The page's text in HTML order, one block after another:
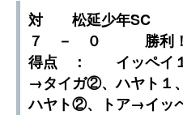
対 松延少年SC
７ － ０ 勝利！
得点 ： イッペイ１
→タイガ②、ハヤト１
ハヤト②、トア→イッ